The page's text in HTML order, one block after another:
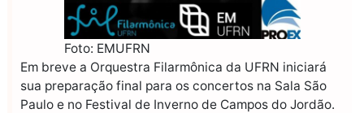
Foto: EMUFRN
Em breve a Orquestra Filarmônica da UFRN iniciará
sua preparação final para os concertos na Sala São
Paulo e no Festival de Inverno de Campos do Jordão.